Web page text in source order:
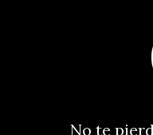
No te